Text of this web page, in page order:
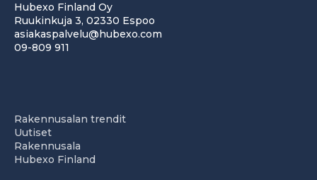
Hubexo Finland Oy
Ruukinkuja 3, 02330 Espoo
asiakaspalvelu@hubexo.com
09-809 911
Rakennusalan trendit
Uutiset
Rakennusala
Hubexo Finland